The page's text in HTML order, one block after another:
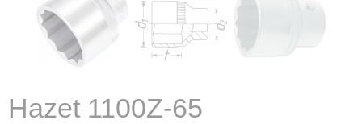
Hazet 1100Z-65